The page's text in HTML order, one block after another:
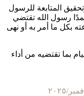
المتابعة للرسول
رسول الله تقتضي
بكل ما أمر به أو نهى
بما تقتضيه من أداء